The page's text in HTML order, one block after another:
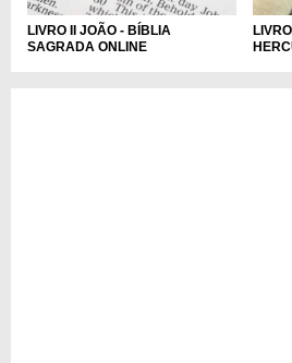
LIVRO II JOÃO - BÍBLIA
SAGRADA ONLINE